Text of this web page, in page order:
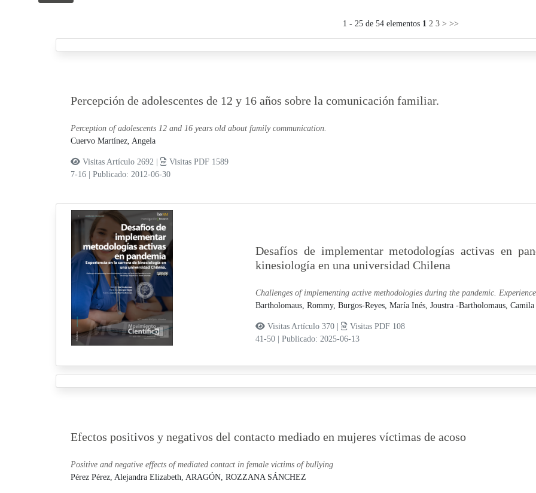
1 - 25 de 54 elementos 1 2 3 > >>
Percepción de adolescentes de 12 y 16 años sobre la comunicación familiar.
Perception of adolescents 12 and 16 years old about family communication.
Cuervo Martínez, Angela
Visitas Artículo 2692 |
Visitas PDF 1589
7-16
Publicado: 2012-06-30
Desafíos de implementar metodologías activas en
kinesiología en una universidad Chilena
Challenges of implementing active methodologies during the pandemic.
Bartholomaus, Rommy, Burgos-Reyes, María Inés, Joustra -Bartholomaus, Camila
Visitas Artículo 370 |
Visitas PDF 108
41-50
Publicado: 2025-06-13
Efectos positivos y negativos del contacto mediado en mujeres víctimas de acoso
Positive and negative effects of mediated contact in female victims of bullying
Pérez Pérez, Alejandra Elizabeth, ARAGÓN, ROZZANA SÁNCHEZ